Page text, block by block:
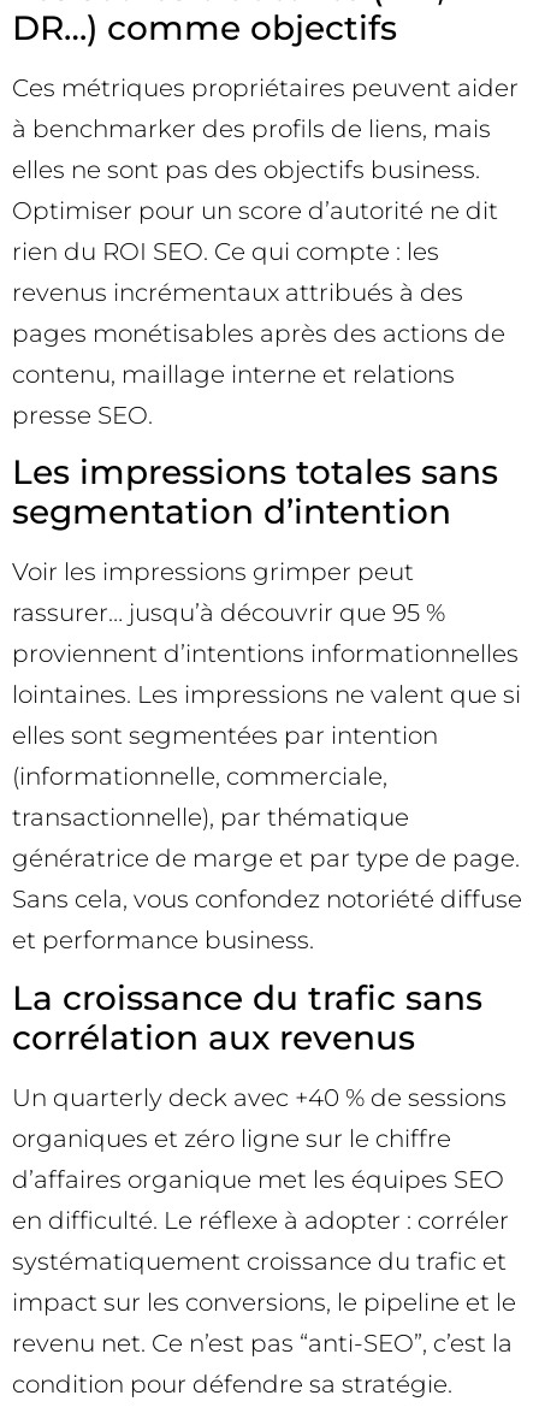
DR…) comme objectifs
Ces métriques propriétaires peuvent aider
à benchmarker des profils de liens, mais
elles ne sont pas des objectifs business.
Optimiser pour un score d’autorité ne dit
rien du ROI SEO. Ce qui compte : les
revenus incrémentaux attribués à des
pages monétisables après des actions de
contenu, maillage interne et relations
presse SEO.
Les impressions totales sans
segmentation d’intention
Voir les impressions grimper peut
rassurer… jusqu’à découvrir que 95 %
proviennent d’intentions informationnelles
lointaines. Les impressions ne valent que si
elles sont segmentées par intention
(informationnelle, commerciale,
transactionnelle), par thématique
génératrice de marge et par type de page.
Sans cela, vous confondez notoriété diffuse
et performance business.
La croissance du trafic sans
corrélation aux revenus
Un quarterly deck avec +40 % de sessions
organiques et zéro ligne sur le chiffre
d’affaires organique met les équipes SEO
en difficulté. Le réflexe à adopter : corréler
systématiquement croissance du trafic et
impact sur les conversions, le pipeline et le
revenu net. Ce n’est pas “anti-SEO”, c’est la
condition pour défendre sa stratégie.